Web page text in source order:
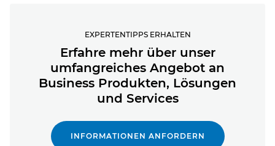
EXPERTENTIPPS ERHALTEN
Erfahre mehr über unser
umfangreiches Angebot an
Business Produkten, Lösungen
und Services
INFORMATIONEN ANFORDERN